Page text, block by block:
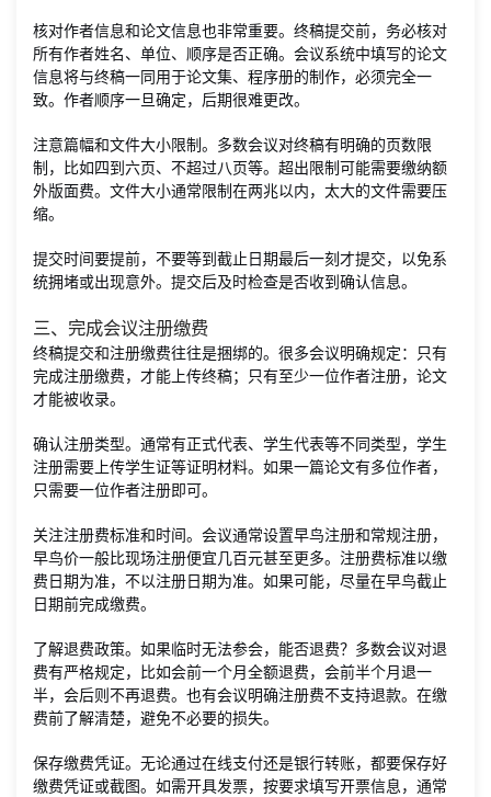
核对作者信息和论文信息也非常重要。终稿提交前，务必核对
所有作者姓名、单位、顺序是否正确。会议系统中填写的论文
信息将与终稿一同用于论文集、程序册的制作，必须完全一
致。作者顺序一旦确定，后期很难更改。
注意篇幅和文件大小限制。多数会议对终稿有明确的页数限
制，比如四到六页、不超过八页等。超出限制可能需要缴纳额
外版面费。文件大小通常限制在两兆以内，太大的文件需要压
缩。
提交时间要提前，不要等到截止日期最后一刻才提交，以免系
统拥堵或出现意外。提交后及时检查是否收到确认信息。
三、完成会议注册缴费
终稿提交和注册缴费往往是捆绑的。很多会议明确规定：只有
完成注册缴费，才能上传终稿；只有至少一位作者注册，论文
才能被收录。
确认注册类型。通常有正式代表、学生代表等不同类型，学生
注册需要上传学生证等证明材料。如果一篇论文有多位作者，
只需要一位作者注册即可。
关注注册费标准和时间。会议通常设置早鸟注册和常规注册，
早鸟价一般比现场注册便宜几百元甚至更多。注册费标准以缴
费日期为准，不以注册日期为准。如果可能，尽量在早鸟截止
日期前完成缴费。
了解退费政策。如果临时无法参会，能否退费？多数会议对退
费有严格规定，比如会前一个月全额退费，会前半个月退一
半，会后则不再退费。也有会议明确注册费不支持退款。在缴
费前了解清楚，避免不必要的损失。
保存缴费凭证。无论通过在线支付还是银行转账，都要保存好
缴费凭证或截图。如需开具发票，按要求填写开票信息，通常